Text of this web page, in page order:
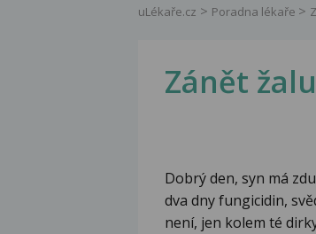
uLékaře.cz Poradna lékaře
Zánět
Dobrý den, syn má
dva dny fungicidin,
není, jen kolem té